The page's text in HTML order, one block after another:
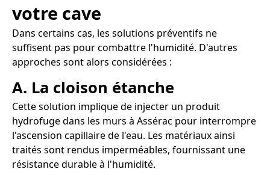
votre cave
Dans certains cas, les solutions préventifs ne
suffisent pas pour combattre l'humidité. D'autres
approches sont alors considérées :
A. La cloison étanche
Cette solution implique de injecter un produit
hydrofuge dans les murs à Assérac pour interrompre
l'ascension capillaire de l'eau. Les matériaux ainsi
traités sont rendus imperméables, fournissant une
résistance durable à l'humidité.